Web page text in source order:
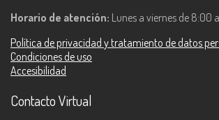
Horario de atención: Lunes a viernes de 8:00
Política de privacidad y tratamiento de datos
Condiciones de uso
Accesibilidad
Contacto Virtual